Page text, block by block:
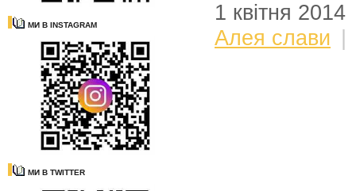
МИ В INSTAGRAM
МИ В TWITTER
1 квітня 2014
Алея слави